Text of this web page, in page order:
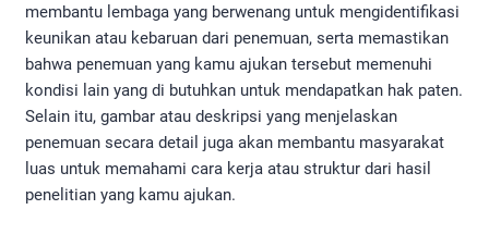
membantu lembaga yang berwenang untuk mengidentifikasi
keunikan atau kebaruan dari penemuan, serta memastikan
bahwa penemuan yang kamu ajukan tersebut memenuhi
kondisi lain yang di butuhkan untuk mendapatkan hak paten.
Selain itu, gambar atau deskripsi yang menjelaskan
penemuan secara detail juga akan membantu masyarakat
luas untuk memahami cara kerja atau struktur dari hasil
penelitian yang kamu ajukan.